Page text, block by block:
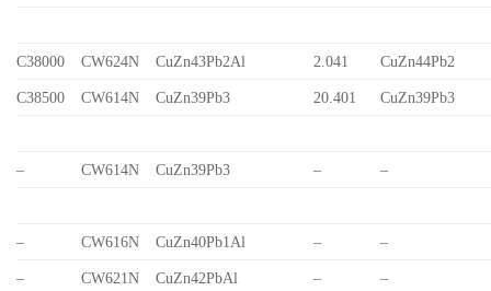
C38000 CW624N CuZn43Pb2Al 2.041 CuZn44Pb2
C38500 CW614N CuZn39Pb3 20.401 CuZn39Pb3
– CW614N CuZn39Pb3 – –
– CW616N CuZn40Pb1Al – –
– CW621N CuZn42PbAl – –